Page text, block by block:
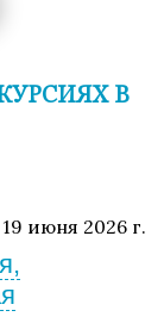
В
19 июня 2026 г.